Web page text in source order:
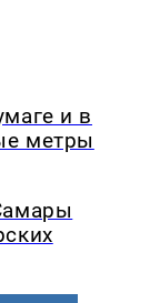
и в
метры